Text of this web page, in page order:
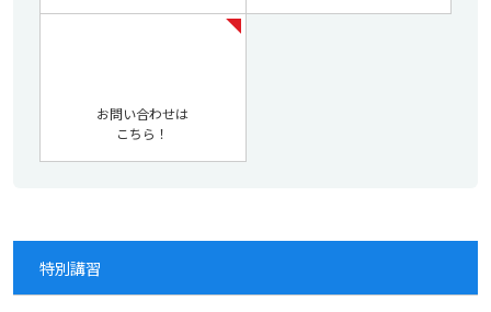
お問い合わせは
こちら！
特別講習